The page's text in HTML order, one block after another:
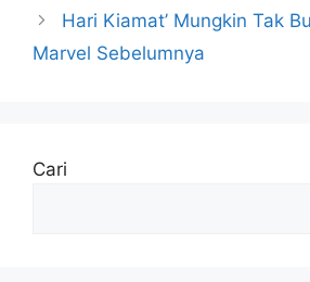
Hari Kiamat’ Mungkin Tak
Marvel Sebelumnya
Cari